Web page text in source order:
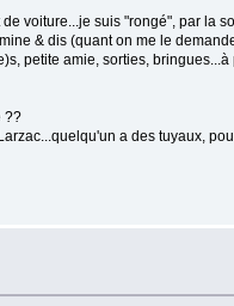
voiture...je suis "rongé", par la
& dis (quant on me le
petite amie, sorties,
??
a des tuyaux,